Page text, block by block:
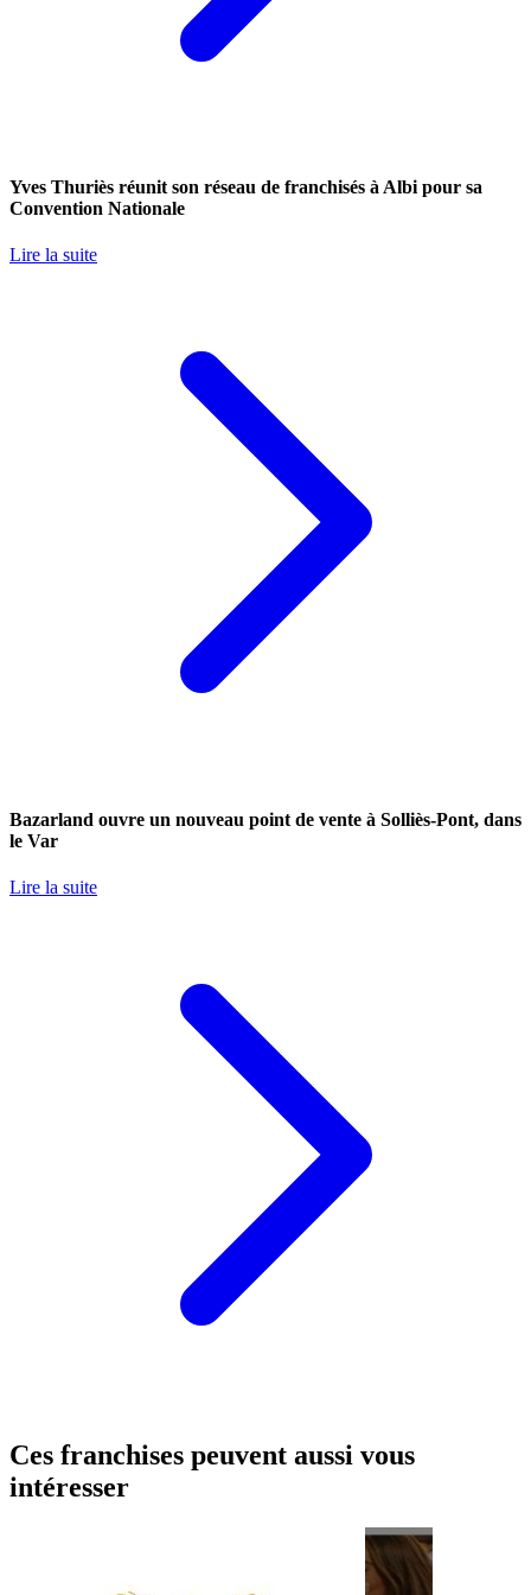
Yves Thuriès réunit son réseau de franchisés à Albi pour sa
Convention Nationale
Lire la suite
Bazarland ouvre un nouveau point de vente à Solliès-Pont, dans
le Var
Lire la suite
Ces franchises peuvent aussi vous
intéresser